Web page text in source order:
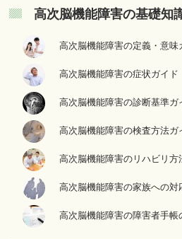
高次脳機能障害の基礎知
高次脳機能障害の定義・意味
高次脳機能障害の症状ガイド
高次脳機能障害の診断基準ガ
高次脳機能障害の検査方法ガ
高次脳機能障害のリハビリ方
高次脳機能障害の家族への対
高次脳機能障害の障害者手帳